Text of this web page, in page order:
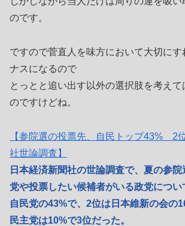
のです。
ですので菅直人を味方において大切にす
ナスになるので
とっとと追い出す以外の選択肢を考えて
のですけどね。
【参院選の投票先、自民トップ43% 2
社世論調査】
日本経済新聞社の世論調査で、夏の参
党や投票したい候補者がいる政党につ
自民党の43%で、2位は日本維新の会の
民主党は10%で3位だった。